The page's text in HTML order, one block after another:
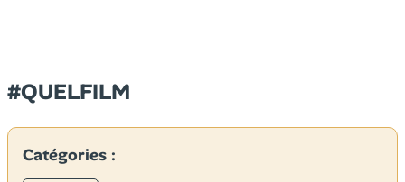
#QUELFILM
Catégories :